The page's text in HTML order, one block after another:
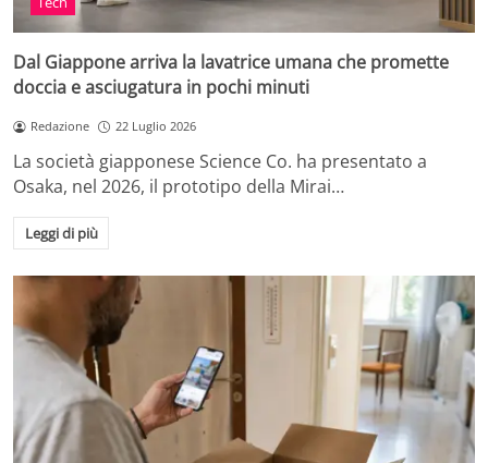
Dal Giappone arriva la lavatrice umana che promette
doccia e asciugatura in pochi minuti
Redazione 22 Luglio 2026
La società giapponese Science Co. ha presentato a
Osaka, nel 2026, il prototipo della Mirai…
Leggi di più